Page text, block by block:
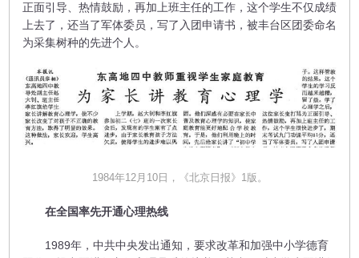
正面引导、热情鼓励，再加上班主任的工作，这个学生不仅成绩
上去了，还当了军体委员，写了入团申请书，被丰台区团委命名
为采集树种的先进个人。
1984年12月10日，《北京日报》1版。
在全国率先开通心理热线
1989年，中共中央发出通知，要求改革和加强中小学德育